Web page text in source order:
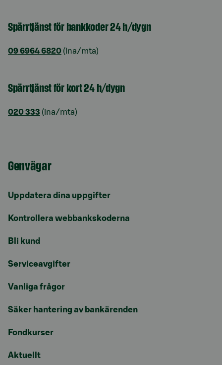
Spärrtjänst för bankkoder 24 h/dygn
09 6964 6820 (lna/mta)
Spärrtjänst för kort 24 h/dygn
020 333 (lna/mta)
Genvägar
Uppdatera dina uppgifter
Kontrollera webbankskoderna
Bli kund
Serviceavgifter
Vanliga frågor
Säker hantering av bankärenden
Fondkurser
Aktuellt